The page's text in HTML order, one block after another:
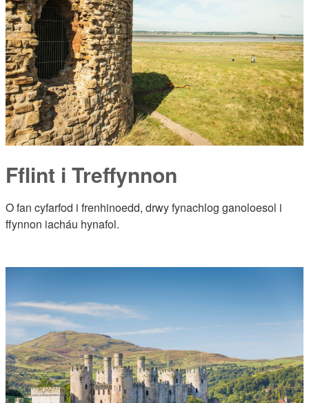
Fflint i Treffynnon
O fan cyfarfod i frenhinoedd, drwy fynachlog ganoloesol i
ffynnon iacháu hynafol.